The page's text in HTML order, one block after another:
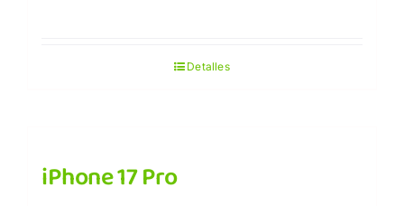
Detalles
iPhone 17 Pro